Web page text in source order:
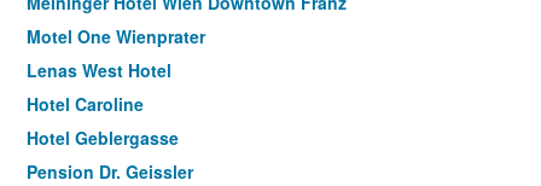
Motel One Wienprater
Lenas West Hotel
Hotel Caroline
Hotel Geblergasse
Pension Dr. Geissler